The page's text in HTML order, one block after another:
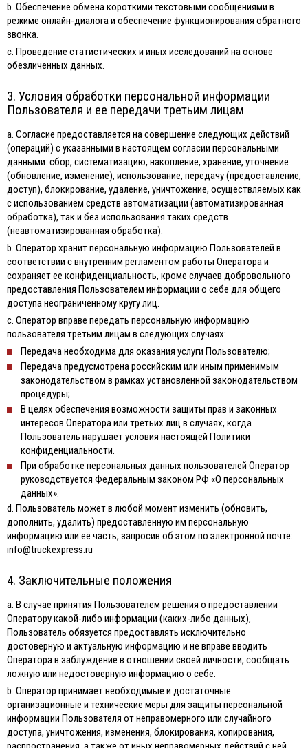
b. Обеспечение обмена короткими текстовыми сообщениями в
режиме онлайн-диалога и обеспечение функционирования обратного
звонка.
c. Проведение статистических и иных исследований на основе
обезличенных данных.
3. Условия обработки персональной информации
Пользователя и ее передачи третьим лицам
а. Согласие предоставляется на совершение следующих действий
(операций) с указанными в настоящем согласии персональными
данными: сбор, систематизацию, накопление, хранение, уточнение
(обновление, изменение), использование, передачу (предоставление,
доступ), блокирование, удаление, уничтожение, осуществляемых как
с использованием средств автоматизации (автоматизированная
обработка), так и без использования таких средств
(неавтоматизированная обработка).
b. Оператор хранит персональную информацию Пользователей в
соответствии с внутренним регламентом работы Оператора и
сохраняет ее конфиденциальность, кроме случаев добровольного
предоставления Пользователем информации о себе для общего
доступа неограниченному кругу лиц.
с. Оператор вправе передать персональную информацию
пользователя третьим лицам в следующих случаях:
Передача необходима для оказания услуги Пользователю;
Передача предусмотрена российским или иным применимым
законодательством в рамках установленной законодательством
процедуры;
В целях обеспечения возможности защиты прав и законных
интересов Оператора или третьих лиц в случаях, когда
Пользователь нарушает условия настоящей Политики
конфиденциальности.
При обработке персональных данных пользователей Оператор
руководствуется Федеральным законом РФ «О персональных
данных».
d. Пользователь может в любой момент изменить (обновить,
дополнить, удалить) предоставленную им персональную
информацию или её часть, запросив об этом по электронной почте:
info@truckexpress.ru
4. Заключительные положения
а. В случае принятия Пользователем решения о предоставлении
Оператору какой-либо информации (каких-либо данных),
Пользователь обязуется предоставлять исключительно
достоверную и актуальную информацию и не вправе вводить
Оператора в заблуждение в отношении своей личности, сообщать
ложную или недостоверную информацию о себе.
b. Оператор принимает необходимые и достаточные
организационные и технические меры для защиты персональной
информации Пользователя от неправомерного или случайного
доступа, уничтожения, изменения, блокирования, копирования,